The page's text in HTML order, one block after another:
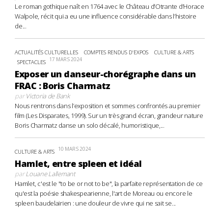
Le roman gothique naît en 1764 avec le Château d’Otrante d’Horace
Walpole, récit qui a eu une influence considérable dans l’histoire
de...
ACTUALITÉS CULTURELLES COMPTES RENDUS D'EXPOS
CULTURE & ARTS
SPECTACLES 17 MARS 2024
Exposer un danseur-chorégraphe dans un
FRAC : Boris Charmatz
parVictoria de Bank
Nous rentrons dans l’exposition et sommes confrontés au premier
film (Les Disparates, 1999). Sur un très grand écran, grandeur nature
Boris Charmatz danse un solo décalé, humoristique,...
CULTURE & ARTS 10 MARS 2024
Hamlet, entre spleen et idéal
parLouane Lallemant
Hamlet, c'est le "to be or not to be", la parfaite représentation de ce
qu'est la poésie shakespearienne, l'art de Moreau ou encore le
spleen baudelairien : une douleur de vivre qui ne sait se...